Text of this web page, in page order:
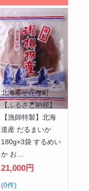
北海道せたな町
【ふるさと納税】
【漁師特製】北海
道産 だるまいか
180g×3袋 するめい
か お…
21,000円
(0件)